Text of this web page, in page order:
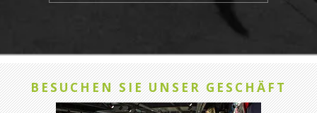
BESUCHEN SIE UNSER GESCHÄFT